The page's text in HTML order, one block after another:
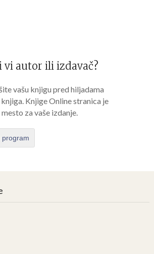
vi autor ili izdavač?
vašu knjigu pred hiljadama
Knjige Online stranica je
za vaše izdanje.
program